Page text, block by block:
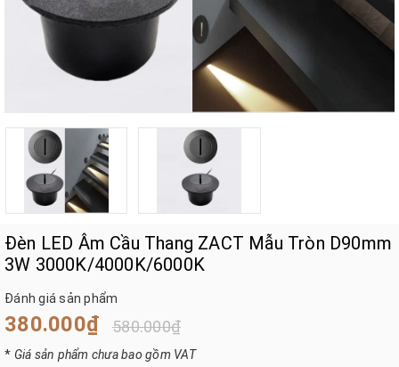
Đèn LED Âm Cầu Thang ZACT Mẫu Tròn D90mm
3W 3000K/4000K/6000K
Đánh giá sản phẩm
380.000₫ 580.000₫
* Giá sản phẩm chưa bao gồm VAT